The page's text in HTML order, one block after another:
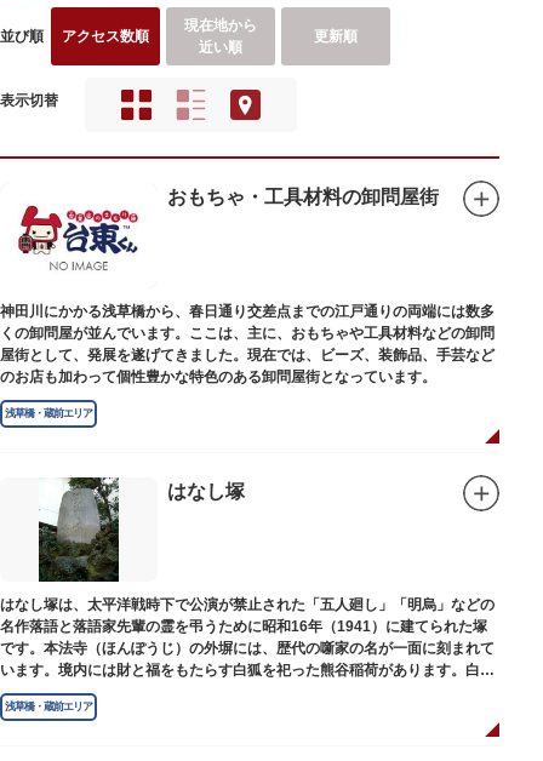
並び順 アクセス数順
現在地から
近い順
更新順
表示切替
おもちゃ・工具材料の卸問屋街
神田川にかかる浅草橋から、春日通り交差点までの江戸通りの両端には数多
くの卸問屋が並んでいます。ここは、主に、おもちゃや工具材料などの卸問
屋街として、発展を遂げてきました。現在では、ビーズ、装飾品、手芸など
のお店も加わって個性豊かな特色のある卸問屋街となっています。
浅草橋・蔵前エリア
はなし塚
はなし塚は、太平洋戦時下で公演が禁止された「五人廻し」「明烏」などの
名作落語と落語家先輩の霊を弔うために昭和16年（1941）に建てられた塚
です。本法寺（ほんぽうじ）の外塀には、歴代の噺家の名が一面に刻まれて
います。境内には財と福をもたらす白狐を祀った熊谷稲荷があります。白狐
を祀った稲荷は全国に2ケ所しかない非常に珍しいものです。
浅草橋・蔵前エリア